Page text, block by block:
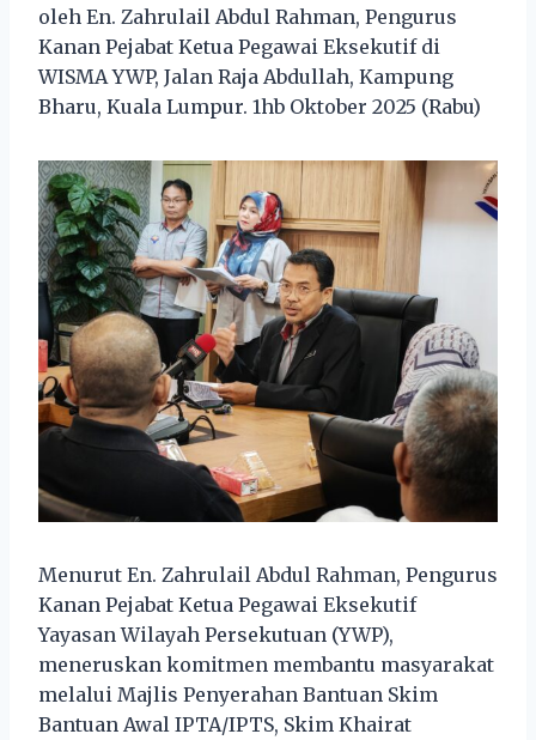
oleh En. Zahrulail Abdul Rahman, Pengurus
Kanan Pejabat Ketua Pegawai Eksekutif di
WISMA YWP, Jalan Raja Abdullah, Kampung
Bharu, Kuala Lumpur. 1hb Oktober 2025 (Rabu)
Menurut En. Zahrulail Abdul Rahman, Pengurus
Kanan Pejabat Ketua Pegawai Eksekutif
Yayasan Wilayah Persekutuan (YWP),
meneruskan komitmen membantu masyarakat
melalui Majlis Penyerahan Bantuan Skim
Bantuan Awal IPTA/IPTS, Skim Khairat